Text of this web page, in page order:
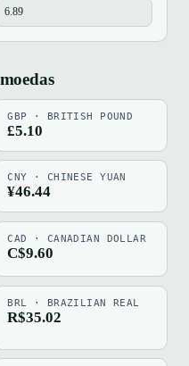
GBP · BRITISH POUND
£5.10
CNY · CHINESE YUAN
¥46.44
CAD · CANADIAN DOLLAR
C$9.60
BRL · BRAZILIAN REAL
R$35.02